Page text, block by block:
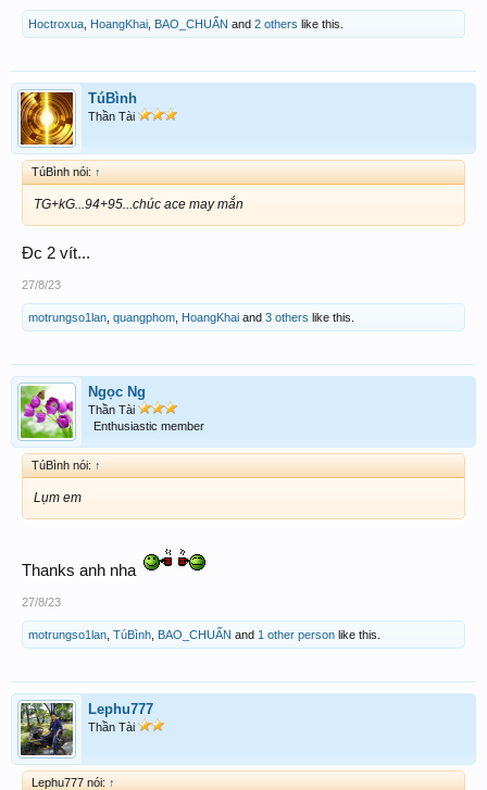
Hoctroxua HoangKhai BAO_CHUẨN and 2 others like this.
TúBình
Thần Tài
TúBình nói: ↑
TG+kG...94+95...chúc ace may mắn
Đc 2 vít...
27/8/23
motrungso1lan quangphom HoangKhai and 3 others like this.
Ngọc Ng
Thần Tài
Enthusiastic member
TúBình nói: ↑
Lụm em
Thanks anh nha
27/8/23
motrungso1lan TúBình BAO_CHUẨN and 1 other person like this.
Lephu777
Thần Tài
Lephu777 nói: ↑